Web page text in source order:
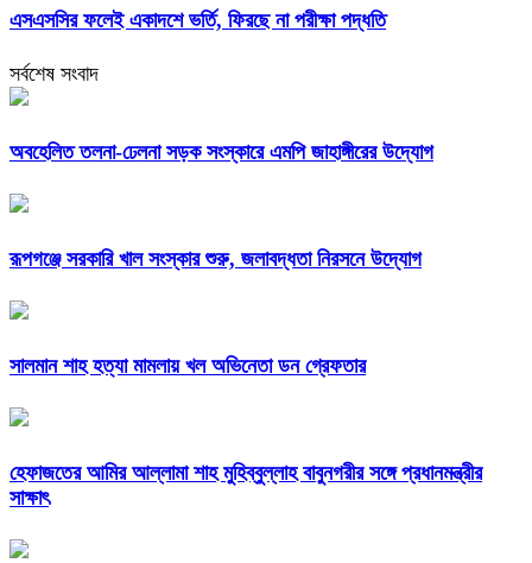
এসএসসির ফলেই একাদশে ভর্তি, ফিরছে না পরীক্ষা পদ্ধতি
সর্বশেষ সংবাদ
অবহেলিত তলনা-ঢেলনা সড়ক সংস্কারে এমপি জাহাঙ্গীরের উদ্যোগ
রূপগঞ্জে সরকারি খাল সংস্কার শুরু, জলাবদ্ধতা নিরসনে উদ্যোগ
সালমান শাহ হত্যা মামলায় খল অভিনেতা ডন গ্রেফতার
হেফাজতের আমির আল্লামা শাহ মুহিব্বুল্লাহ বাবুনগরীর সঙ্গে প্রধানমন্ত্রীর
সাক্ষাৎ